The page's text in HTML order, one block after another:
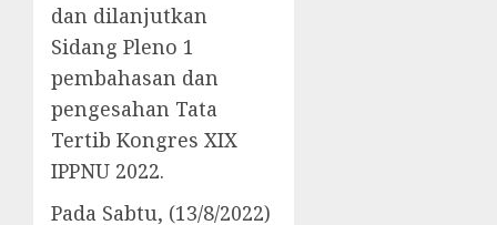
dan dilanjutkan
Sidang Pleno 1
pembahasan dan
pengesahan Tata
Tertib Kongres XIX
IPPNU 2022.
Pada Sabtu, (13/8/2022)